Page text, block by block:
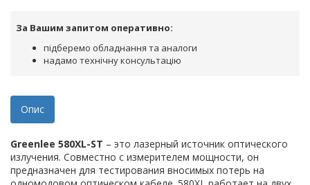
За Вашим запитом оперативно:
підберемо обладнання та аналоги
надамо технічну консультацію
Опис
Greenlee 580XL-ST – это лазерный источник оптического
излучения. Совместно с измерителем мощности, он
предназначен для тестирования вносимых потерь на